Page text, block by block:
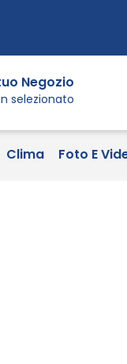
Negozio
selezionato
Clima Foto E